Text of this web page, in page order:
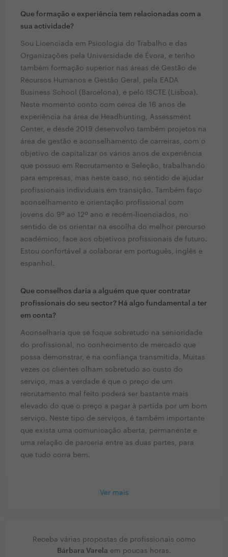
Que formação e experiência tem relacionadas com a
sua actividade?
Sou Licenciada em Psicologia do Trabalho e das
Organizações pela Universidade de Évora, e tenho
também formação superior nas áreas de Gestão de
Recursos Humanos e Gestão Geral, pela EADA
Business School (Barcelona), e pelo ISCTE (Lisboa).
Neste momento conto com cerca de 16 anos de
experiência na área de Headhunting, Assessment
Center, e desde 2019 desenvolvo também projetos na
área de gestão e aconselhamento de carreiras, com o
objetivo de capitalizar os vários anos de experiência
que possuo em Recrutamento e Seleção, trabalhando
para empresas, mas neste caso, no sentido de ajudar
profissionais individuais em transição. Também faço
aconselhamento e orientação profissional com
jovens do 9º ao 12º ano e recém-licenciados, no
sentido de os orientar na escolha do melhor percurso
académico, face aos objetivos profissionais de futuro.
Estou confortável a colaborar em português, inglês e
espanhol.
Que conselhos daria a alguém que quer contratar
profissionais do seu sector? Há algo fundamental a ter
em conta?
Aconselharia que se foque sobretudo na senioridade
do profissional, no conhecimento de mercado que
possa demonstrar, e na confiança transmitida. Muitas
vezes os clientes olham sobretudo ao custo do
serviço, mas a verdade é que o preço de um
recrutamento mal feito poderá ser bastante mais
elevado do que o preço a pagar à partida por um bom
serviço. Neste tipo de serviços, é também importante
que exista uma comunicação aberta, permanente e
uma relação de parceria entre as duas partes, para
que tudo corra bem.
Ver mais
Receba várias propostas de profissionais como
Bárbara Varela em poucas horas.